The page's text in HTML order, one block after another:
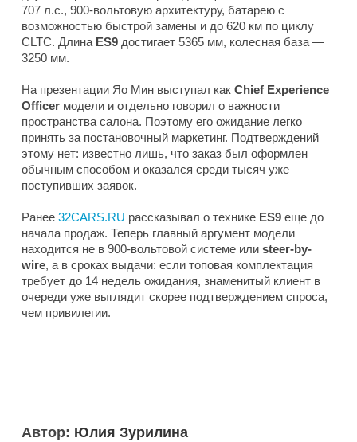
707 л.с., 900-вольтовую архитектуру, батарею с
возможностью быстрой замены и до 620 км по циклу
CLTC. Длина ES9 достигает 5365 мм, колесная база —
3250 мм.
На презентации Яо Мин выступал как Chief Experience
Officer модели и отдельно говорил о важности
пространства салона. Поэтому его ожидание легко
принять за постановочный маркетинг. Подтверждений
этому нет: известно лишь, что заказ был оформлен
обычным способом и оказался среди тысяч уже
поступивших заявок.
Ранее 32CARS.RU рассказывал о технике ES9 еще до
начала продаж. Теперь главный аргумент модели
находится не в 900-вольтовой системе или steer-by-
wire, а в сроках выдачи: если топовая комплектация
требует до 14 недель ожидания, знаменитый клиент в
очереди уже выглядит скорее подтверждением спроса,
чем привилегии.
Автор: Юлия Зурилина